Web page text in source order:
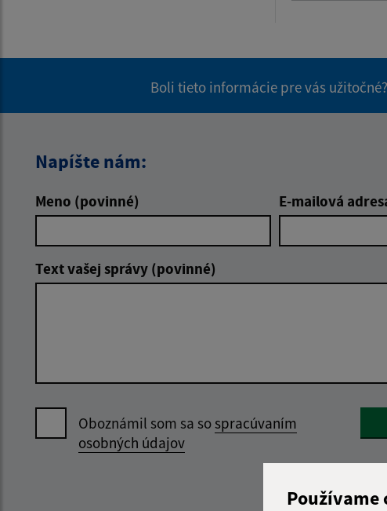
Používame
Boli tieto informácie pre vás užitočné?
Napíšte nám:
Meno (povinné) E-mailová
Text vašej správy (povinné)
Oboznámil som sa sospracúvaním
osobných údajov